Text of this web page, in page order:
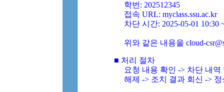
학번: 202512345
접속 URL: myclass.ssu.ac.kr
차단 시간: 2025-05-01 10:30
위와 같은 내용을 cloud-
■ 처리 절차
요청 내용 확인 -> 차단 내
해제 -> 조치 결과 회신 ->